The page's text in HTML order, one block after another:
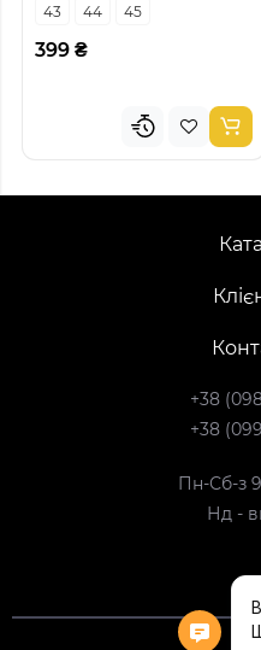
43
44 45
399 ₴
+38
+38
Пн-Сб-з
Нд -